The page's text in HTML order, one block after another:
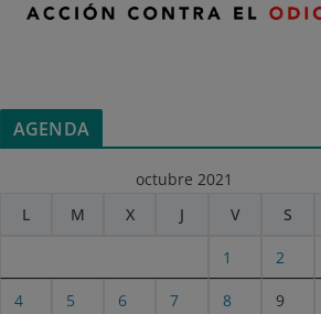
AGENDA
octubre 2021
L
M X J V S
1 2
4 5 6 7 8 9